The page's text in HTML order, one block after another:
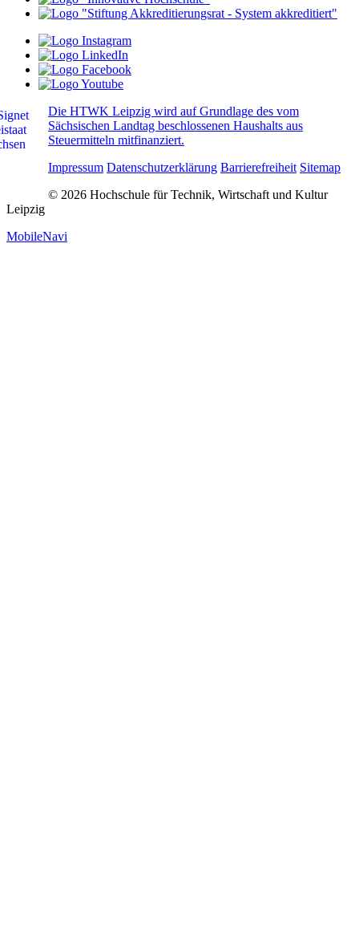
Die HTWK Leipzig wird auf Grundlage des vom
Sächsischen Landtag beschlossenen Haushalts aus
Steuermitteln mitfinanziert.
Impressum Datenschutzerklärung Barrierefreiheit Sitemap
© 2026 Hochschule für Technik, Wirtschaft und Kultur
Leipzig
MobileNavi